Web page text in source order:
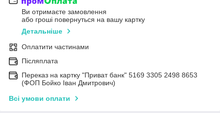
Ви отримаєте замовлення
або гроші повернуться на вашу картку
Детальніше
Оплатити частинами
Післяплата
Переказ на картку "Приват банк" 5169 3305 2498 8653
(ФОП Бойко Іван Дмитрович)
Всі умови оплати